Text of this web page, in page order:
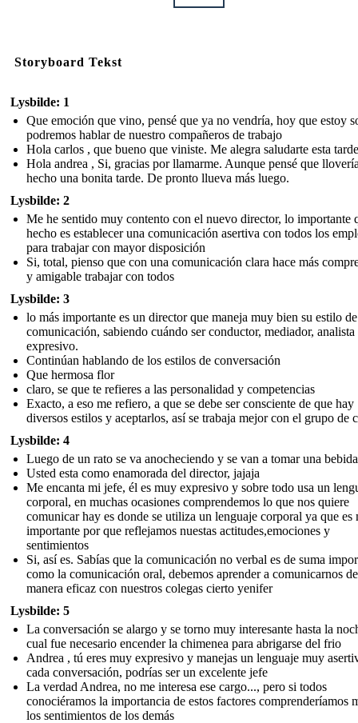
Storyboard Tekst
Lysbilde: 1
Que emoción que vino, pensé que ya no vendría, hoy que estoy
podremos hablar de nuestro compañeros de trabajo
Hola carlos , que bueno que viniste. Me alegra saludarte esta
Hola andrea , Si, gracias por llamarme. Aunque pensé que
hecho una bonita tarde. De pronto llueva más luego.
Lysbilde: 2
Me he sentido muy contento con el nuevo director, lo importante
hecho es establecer una comunicación asertiva con todos los
para trabajar con mayor disposición
Si, total, pienso que con una comunicación clara hace más
y amigable trabajar con todos
Lysbilde: 3
lo más importante es un director que maneja muy bien su estilo de
comunicación, sabiendo cuándo ser conductor, mediador, analista
expresivo.
Continúan hablando de los estilos de conversación
Que hermosa flor
claro, se que te refieres a las personalidad y competencias
Exacto, a eso me refiero, a que se debe ser consciente de que hay
diversos estilos y aceptarlos, así se trabaja mejor con el grupo de
Lysbilde: 4
Luego de un rato se va anocheciendo y se van a tomar una bebida
Usted esta como enamorada del director, jajaja
Me encanta mi jefe, él es muy expresivo y sobre todo usa un
corporal, en muchas ocasiones comprendemos lo que nos quiere
comunicar hay es donde se utiliza un lenguaje corporal ya que es
importante por que reflejamos nuestas actitudes,emociones y
sentimientos
Si, así es. Sabías que la comunicación no verbal es de suma
como la comunicación oral, debemos aprender a comunicarnos
manera eficaz con nuestros colegas cierto yenifer
Lysbilde: 5
La conversación se alargo y se torno muy interesante hasta la
cual fue necesario encender la chimenea para abrigarse del frio
Andrea , tú eres muy expresivo y manejas un lenguaje muy
cada conversación, podrías ser un excelente jefe
La verdad Andrea, no me interesa ese cargo..., pero si todos
conociéramos la importancia de estos factores comprenderíamos
los sentimientos de los demás